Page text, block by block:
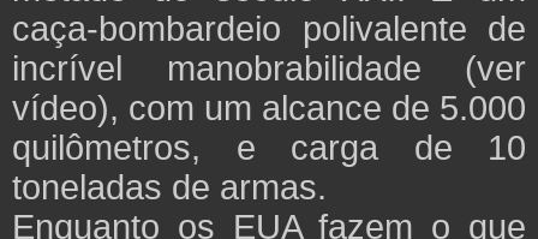
caça-bombardeio polivalente de
incrível manobrabilidade (ver
vídeo), com um alcance de 5.000
quilômetros, e carga de 10
toneladas de armas.
Enquanto os EUA fazem o que